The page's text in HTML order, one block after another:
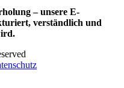
– unsere E-
verständlich und